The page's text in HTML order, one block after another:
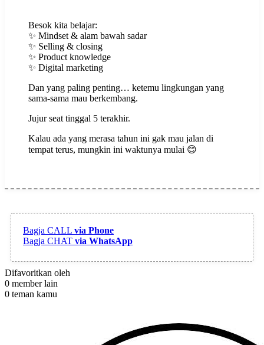
Besok kita belajar:
‌✨ Mindset & alam bawah sadar
‌✨ Selling & closing
‌✨ Product knowledge
‌✨ Digital marketing
Dan yang paling penting… ketemu lingkungan yang
sama-sama mau berkembang.
Jujur seat tinggal 5 terakhir.
Kalau ada yang merasa tahun ini gak mau jalan di
tempat terus, mungkin ini waktunya mulai 😊
Bagja CALL via Phone
Bagja CHAT via WhatsApp
Difavoritkan oleh
0 member lain
0 teman kamu